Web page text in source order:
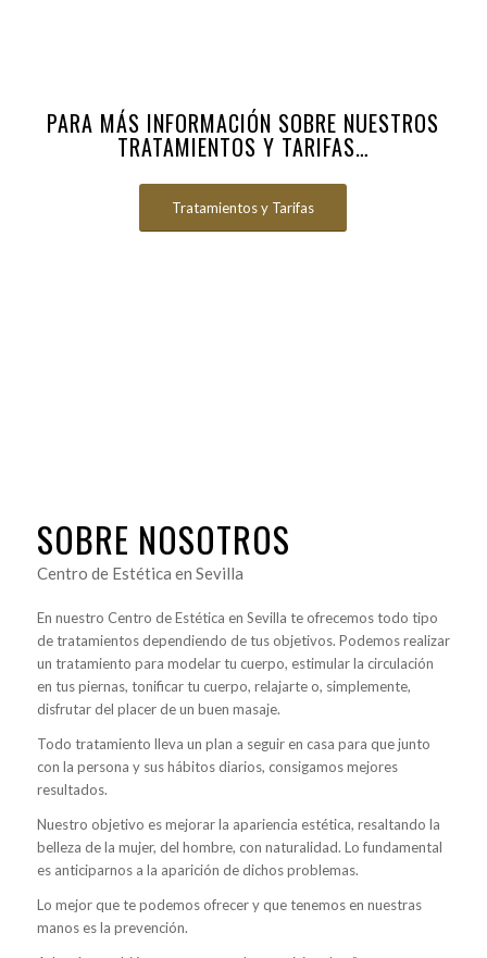
PARA MÁS INFORMACIÓN SOBRE NUESTROS
TRATAMIENTOS Y TARIFAS…
Tratamientos y Tarifas
SOBRE NOSOTROS
Centro de Estética en Sevilla
En nuestro Centro de Estética en Sevilla te ofrecemos todo tipo
de tratamientos dependiendo de tus objetivos. Podemos realizar
un tratamiento para modelar tu cuerpo, estimular la circulación
en tus piernas, tonificar tu cuerpo, relajarte o, simplemente,
disfrutar del placer de un buen masaje.
Todo tratamiento lleva un plan a seguir en casa para que junto
con la persona y sus hábitos diarios, consigamos mejores
resultados.
Nuestro objetivo es mejorar la apariencia estética, resaltando la
belleza de la mujer, del hombre, con naturalidad. Lo fundamental
es anticiparnos a la aparición de dichos problemas.
Lo mejor que te podemos ofrecer y que tenemos en nuestras
manos es la prevención.